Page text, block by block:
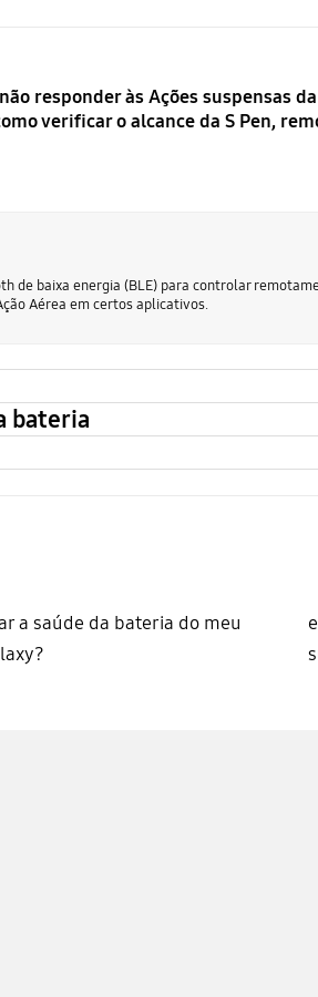
responder às Ações suspensas
verificar o alcance da S Pen,
de baixa energia (BLE) para controlar
Aérea em certos aplicativos.
bateria
a saúde da bateria do meu